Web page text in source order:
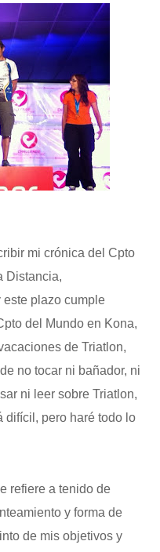
mi crónica del Cpto
Distancia,
plazo cumple
del Mundo en Kona,
de Triatlon,
no tocar ni bañador, ni
ni leer sobre Triatlon,
difícil, pero haré todo lo
refiere a tenido de
y forma de
de mis objetivos y